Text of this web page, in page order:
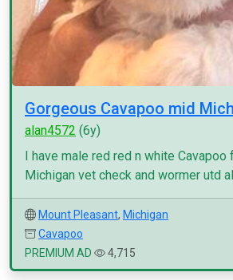
Gorgeous Cavapoo mid
alan4572 (6y)
I have male red red n white Cavapoo
Michigan vet check and wormer utd
Mount Pleasant, Michigan
Cavapoo
PREMIUM AD
4,715